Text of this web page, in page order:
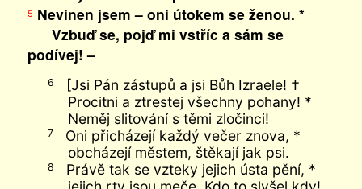
5 Nevinen jsem – oni útokem se ženou. *
Vzbuď se, pojď mi vstříc a sám se
podívej! –
6
[Jsi Pán zástupů a jsi Bůh Izraele! †
Procitni a ztrestej všechny pohany! *
Neměj slitování s těmi zločinci!
7Oni přicházejí každý večer znova, *
obcházejí městem, štěkají jak psi.
8
Právě tak se vzteky jejich ústa pění, *